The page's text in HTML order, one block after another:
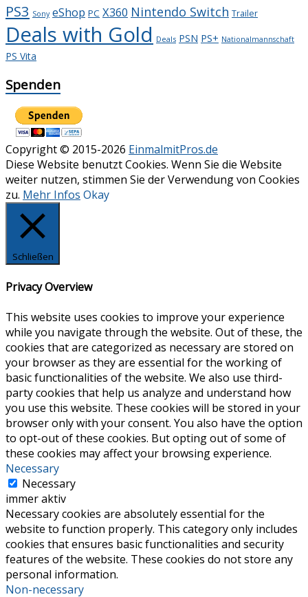
PS3 Sony eShop PC X360 Nintendo Switch Trailer
Deals with Gold Deals PSN PS+ Nationalmannschaft
PS Vita
Spenden
Copyright © 2015-2026 EinmalmitPros.de
Diese Website benutzt Cookies. Wenn Sie die Website
weiter nutzen, stimmen Sie der Verwendung von Cookies
zu. Mehr Infos Okay
Schließen
Privacy Overview
This website uses cookies to improve your experience
while you navigate through the website. Out of these, the
cookies that are categorized as necessary are stored on
your browser as they are essential for the working of
basic functionalities of the website. We also use third-
party cookies that help us analyze and understand how
you use this website. These cookies will be stored in your
browser only with your consent. You also have the option
to opt-out of these cookies. But opting out of some of
these cookies may affect your browsing experience.
Necessary
Necessary
immer aktiv
Necessary cookies are absolutely essential for the
website to function properly. This category only includes
cookies that ensures basic functionalities and security
features of the website. These cookies do not store any
personal information.
Non-necessary